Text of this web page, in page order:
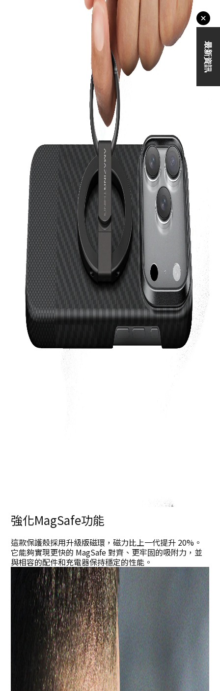
強化MagSafe功能
這款保護殼採用升級版磁環，磁力比上一代提升 20%。
它能夠實現更快的 MagSafe 對齊、更牢固的吸附力，並
與相容的配件和充電器保持穩定的性能。